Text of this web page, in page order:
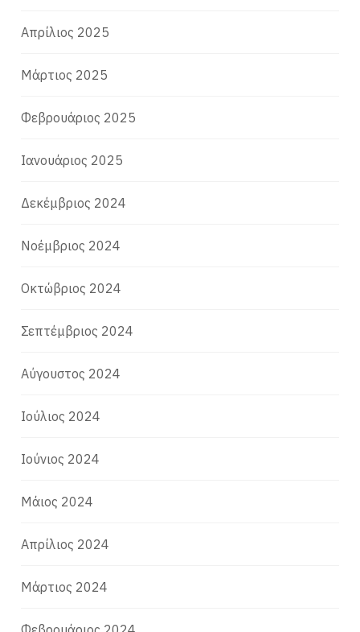
Απρίλιος 2025
Μάρτιος 2025
Φεβρουάριος 2025
Ιανουάριος 2025
Δεκέμβριος 2024
Νοέμβριος 2024
Οκτώβριος 2024
Σεπτέμβριος 2024
Αύγουστος 2024
Ιούλιος 2024
Ιούνιος 2024
Μάιος 2024
Απρίλιος 2024
Μάρτιος 2024